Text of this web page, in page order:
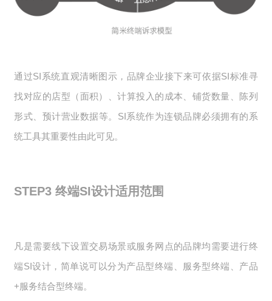
通过SI系统直观清晰图示，品牌企业接下来可依据SI标准寻
找对应的店型（面积）、计算投入的成本、铺货数量、陈列
形式、预计营业数据等。SI系统作为连锁品牌必须拥有的系
统工具其重要性由此可见。
STEP3终端SI设计适用范围
凡是需要线下设置交易场景或服务网点的品牌均需要进行终
端SI设计，简单说可以分为产品型终端、服务型终端、产品
+服务结合型终端。